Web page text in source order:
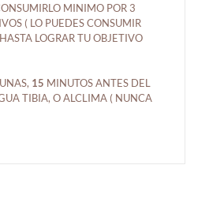
MINIMO POR 3
( LO PUEDES CONSUMIR
LOGRAR TU OBJETIVO
15 MINUTOS ANTES DEL
TIBIA, O ALCLIMA ( NUNCA